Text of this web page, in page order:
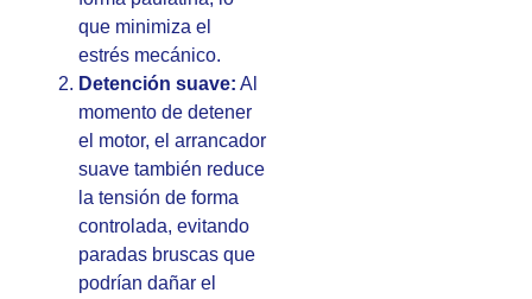
que minimiza el
estrés mecánico.
Detención suave: Al
momento de detener
el motor, el arrancador
suave también reduce
la tensión de forma
controlada, evitando
paradas bruscas que
podrían dañar el